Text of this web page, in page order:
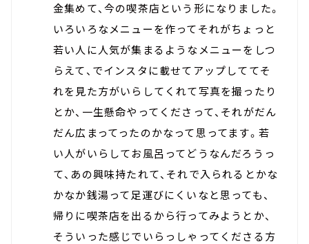
金集めて、今の喫茶店という形になりました。
いろいろなメニューを作ってそれがちょっと
若い人に人気が集まるようなメニューをしつ
らえて、でインスタに載せてアップしててそ
れを見た方がいらしてくれて写真を撮ったり
とか、一生懸命やってくださって、それがだん
だん広まってったのかなって思ってます。若
い人がいらしてお風呂ってどうなんだろうっ
て、あの興味持たれて、それで入られるとかな
かなか銭湯って足運びにくいなと思っても、
帰りに喫茶店を出るから行ってみようとか、
そういった感じでいらっしゃってくださる方